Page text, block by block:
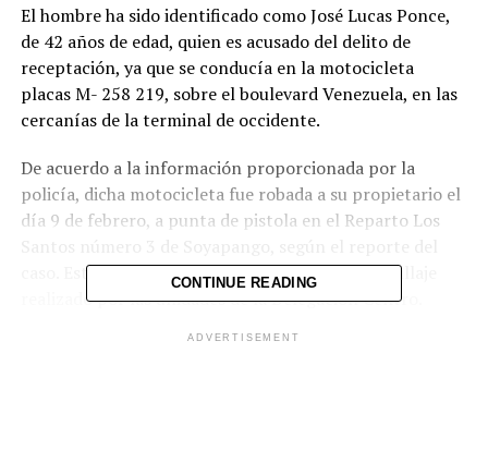
El hombre ha sido identificado como José Lucas Ponce,
de 42 años de edad, quien es acusado del delito de
receptación, ya que se conducía en la motocicleta
placas M- 258 219, sobre el boulevard Venezuela, en las
cercanías de la terminal de occidente.
De acuerdo a la información proporcionada por la
policía, dicha motocicleta fue robada a su propietario el
día 9 de febrero, a punta de pistola en el Reparto Los
caso. Esta acción se hizo efectiva mediante patrullaje
realizado por las unidades de la Delegación Centro.
CONTINUE READING
ADVERTISEMENT